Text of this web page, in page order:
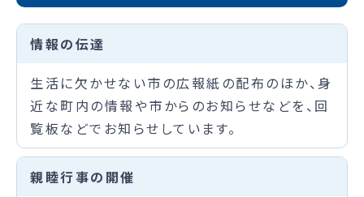
情報の伝達
生活に欠かせない市の広報紙の配布のほか、身
近な町内の情報や市からのお知らせなどを、回
覧板などでお知らせしています。
親睦行事の開催